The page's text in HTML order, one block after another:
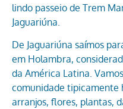
lindo passeio de Trem
Jaguariúna.
De Jaguariúna saímos
em Holambra,
da América Latina.
comunidade tipicamente
arranjos, flores, plantas,